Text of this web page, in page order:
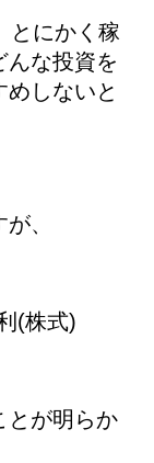
とにかく稼
んな投資を
しないと
、
(株式)
とが明らか